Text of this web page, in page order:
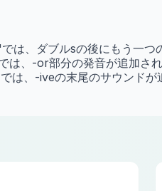
、ダブルsの後にもう一つ
、-or部分の発音が追加され
、-iveの末尾のサウンドが